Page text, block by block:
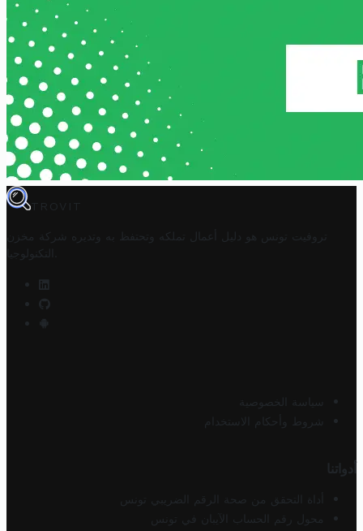
TROVIT
تروفيت تونس هو دليل أعمال تملكه وتحتفظ به وتديره
شركة مخزن
التكنولوجيا
سياسة الخصوصية
شروط وأحكام الاستخدام
أدواتنا
أداة التحقق من صحة الرقم الضريبي تونس
محول رقم الحساب الآيبان في تونس